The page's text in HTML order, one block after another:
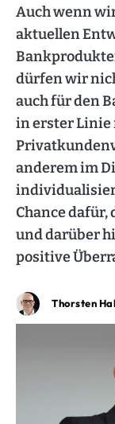
Auch wenn
aktuellen
dürfen wir
auch für den
in erster Linie
anderem im
Chance dafür,
und darüber
positive
Thorsten